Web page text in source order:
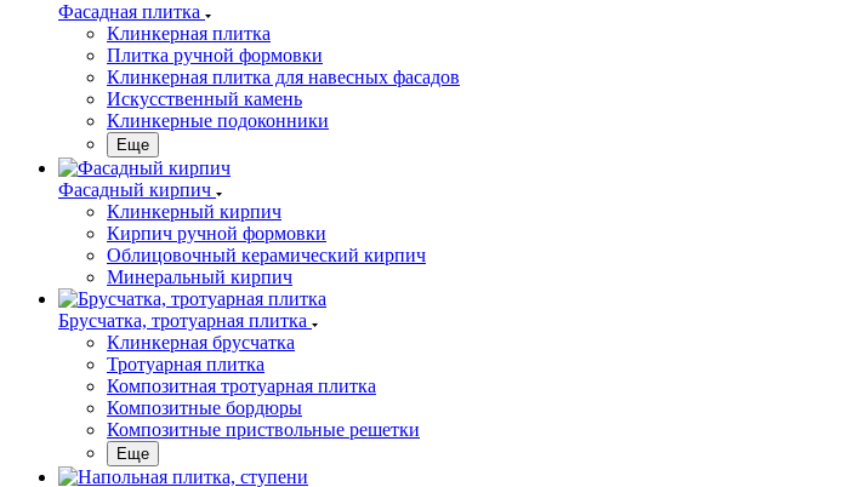
Фасадная плитка
Клинкерная плитка
Плитка ручной формовки
Клинкерная плитка для навесных фасадов
Искусственный камень
Клинкерные подоконники
Еще
Фасадный кирпич
Клинкерный кирпич
Кирпич ручной формовки
Облицовочный керамический кирпич
Минеральный кирпич
Брусчатка, тротуарная плитка
Клинкерная брусчатка
Тротуарная плитка
Композитная тротуарная плитка
Композитные бордюры
Композитные приствольные решетки
Еще